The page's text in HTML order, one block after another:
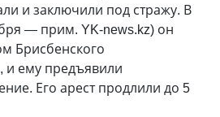
и заключили под стражу. В
— прим. YK-news.kz) он
Брисбенского
и ему предъявили
Его арест продлили до 5